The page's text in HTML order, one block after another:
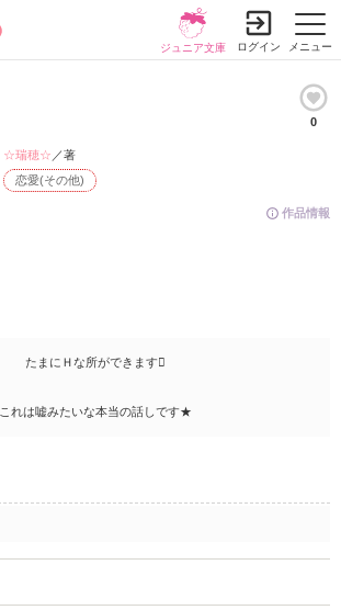
メニュー
ジュニア文庫 ログイン
0
作品情報
恋愛(その他)
☆瑞穂☆ ／著
たまにＨな所ができます
これは嘘みたいな本当の話しです★